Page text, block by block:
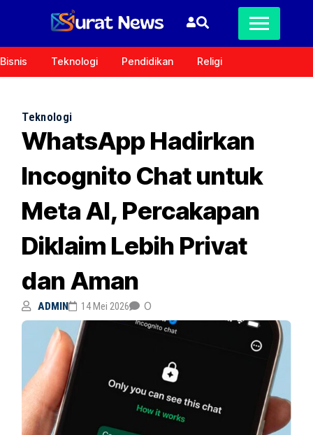
Bisnis Teknologi Pendidikan Religi
Teknologi
WhatsApp Hadirkan
Incognito Chat untuk
Meta AI, Percakapan
Diklaim Lebih Privat
dan Aman
ADMIN 14 Mei 2026 0